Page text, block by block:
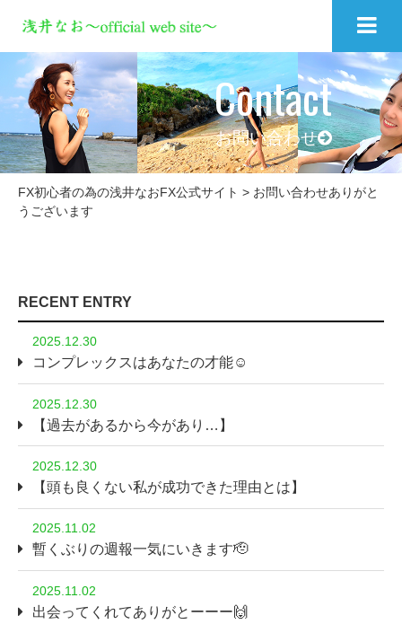
Contact
お問い合わせ
FX初心者の為の浅井なおFX公式サイト > お問い合わせありがと
うございます
RECENT ENTRY
2025.12.30
コンプレックスはあなたの才能☺️
2025.12.30
【過去があるから今があり…】
2025.12.30
【頭も良くない私が成功できた理由とは】
2025.11.02
暫くぶりの週報一気にいきます🫡
2025.11.02
出会ってくれてありがとーーー🙌